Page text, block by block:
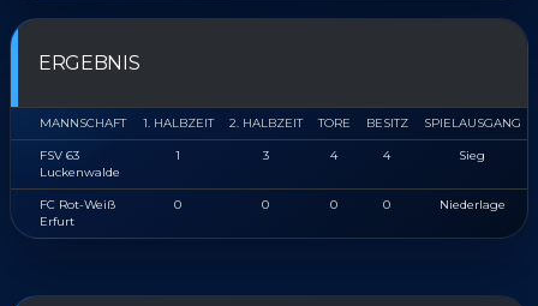
ERGEBNIS
MANNSCHAFT 1. HALBZEIT 2. HALBZEIT TORE BESITZ SPIELAUSGANG
FSV 63
Luckenwalde
1 3 4 4 Sieg
FC Rot-Weiß
Erfurt
0 0 0 0 Niederlage